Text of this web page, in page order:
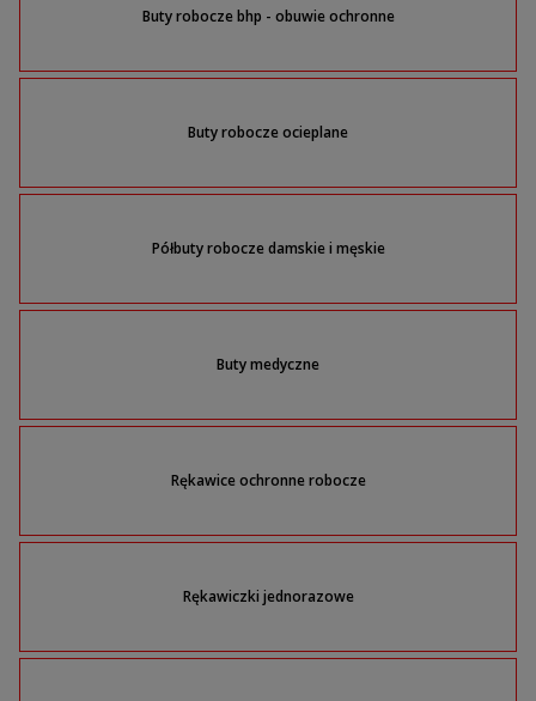
Buty robocze bhp - obuwie ochronne
Buty robocze ocieplane
Półbuty robocze damskie i męskie
Buty medyczne
Rękawice ochronne robocze
Rękawiczki jednorazowe